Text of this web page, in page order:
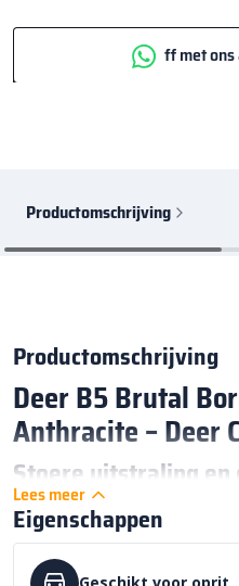
ff met ons
Productomschrijving
Productomschrijving
Deer B5 Brutal
Anthracite – Deer
Stoere uitstraling
De Deer B5 Brutal Border
een krachtige keuze voor wie
stijlvolle oplossing voor
Lees meer
Eigenschappen